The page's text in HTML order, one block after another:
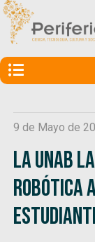
9 de Mayo de
La UNaB
Robótica